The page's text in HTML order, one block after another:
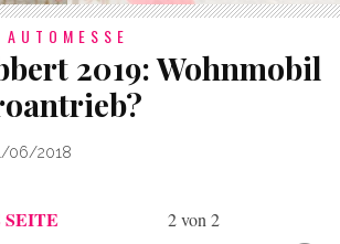
2019: Wohnmobil
06/2018
SEITE 2 von 2